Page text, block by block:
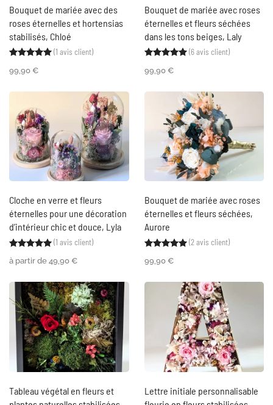
Bouquet de mariée avec des
roses éternelles et hortensias
stabilisés, Chloé
Noté 5.00sur 5 basé sur
1 notation client
(1 avis client)
99,90 €
Bouquet de mariée avec roses
éternelles et fleurs séchées
dans les tons beiges, Laly
Noté5.00sur 5
6
(6avis client)
99,90 €
Cloche en verre et fleurs
éternelles pour une décoration
d’intérieur chic et douce, Lyla
Noté 5.00sur 5 basé sur
1 notation client
(1 avis client)
à partir de 49,90 €
Bouquet de mariée avec roses
éternelles et fleurs séchées,
Aurore
Noté5.00sur 5
2
(2avis client)
99,90 €
Tableau végétal en fleurs et
Lettre initiale personnalisable